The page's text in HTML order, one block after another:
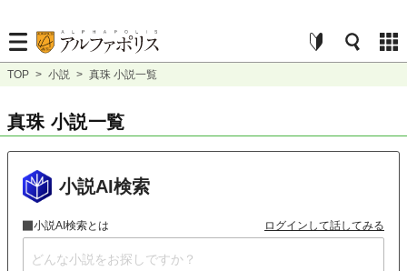
TOP > 小説 > 真珠 小説一覧
真珠 小説一覧
小説AI検索
小説AI検索とは ログインして話してみる